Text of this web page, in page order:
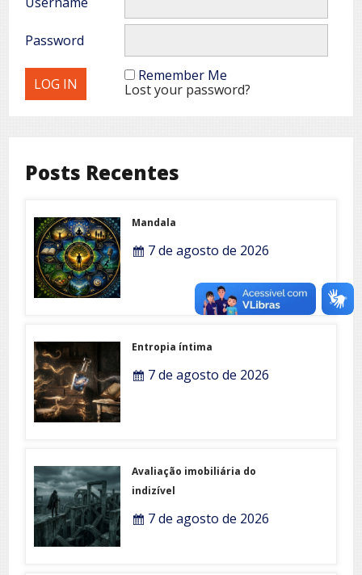
Password
Remember Me
Lost your password?
Posts Recentes
Mandala
7 de agosto de 2026
Entropia íntima
7 de agosto de 2026
Avaliação imobiliária do
indizível
7 de agosto de 2026